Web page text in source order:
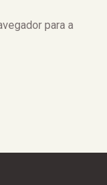
para a